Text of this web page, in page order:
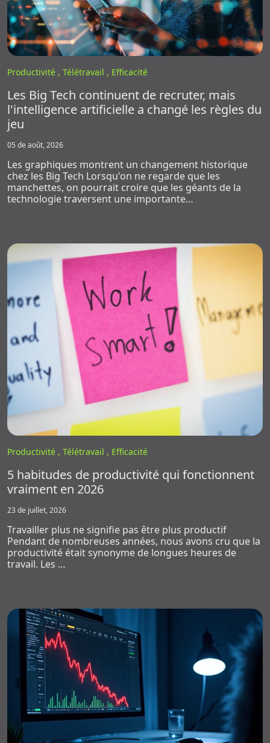
Productivité , Télétravail , Efficacité
Les Big Tech continuent de recruter, mais
l'intelligence artificielle a changé les règles du
jeu
05 de août, 2026
Les graphiques montrent un changement historique
chez les Big Tech Lorsqu'on ne regarde que les
manchettes, on pourrait croire que les géants de la
technologie traversent une importante…
Productivité , Télétravail , Efficacité
5 habitudes de productivité qui fonctionnent
vraiment en 2026
23 de juillet, 2026
Travailler plus ne signifie pas être plus productif
Pendant de nombreuses années, nous avons cru que la
productivité était synonyme de longues heures de
travail. Les …